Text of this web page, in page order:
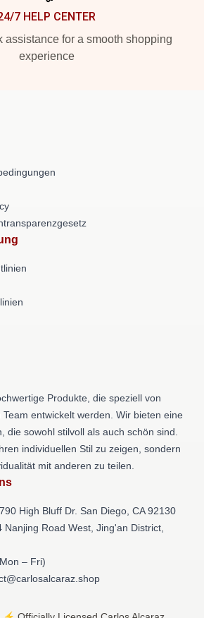
7 HELP CENTER
assistance for a smooth shopping
experience
Produkte, die speziell von
entwickelt werden. Wir bieten eine
die sowohl stilvoll als auch schön sind.
individuellen Stil zu zeigen, sondern
mit anderen zu teilen.
High Bluff Dr. San Diego, CA 92130
Nanjing Road West, Jing'an District,
– Fri)